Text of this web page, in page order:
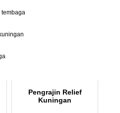
Pengrajin Relief
Kuningan